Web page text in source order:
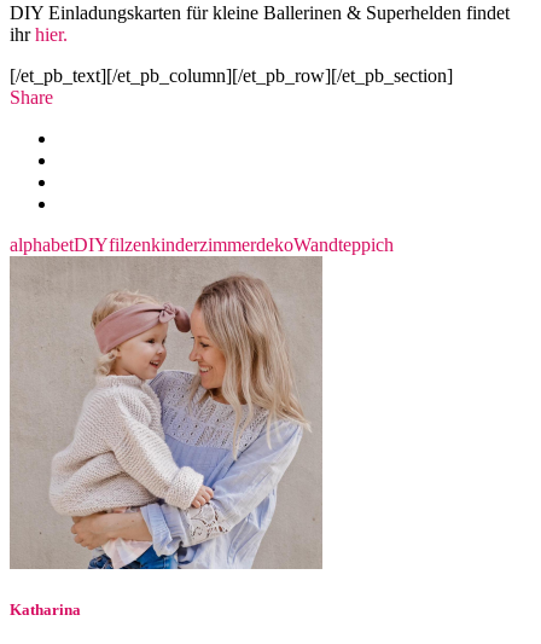
DIY Einladungskarten für kleine Ballerinen & Superhelden findet
ihrhier.
[/et_pb_text][/et_pb_column][/et_pb_row][/et_pb_section]
Share
alphabetDIYfilzenkinderzimmerdekoWandteppich
Katharina